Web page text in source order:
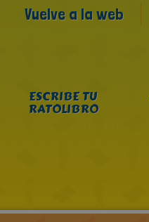
Vuelve a la web
ESCRIBE TU
RATOLIBRO